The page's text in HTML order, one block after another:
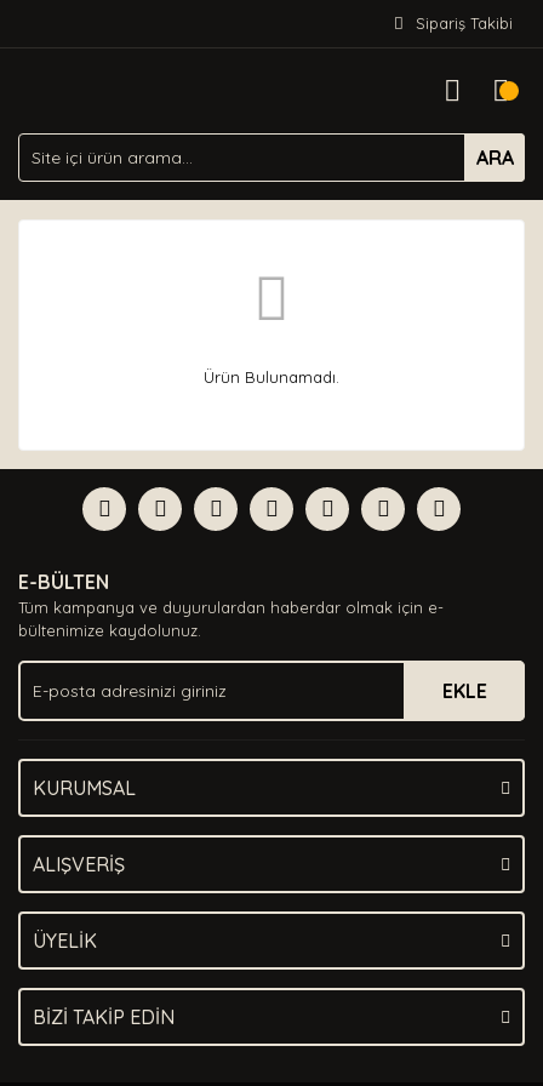
Sipariş Takibi
ARA
Ürün Bulunamadı.
E-BÜLTEN
Tüm kampanya ve duyurulardan haberdar olmak için e-
bültenimize kaydolunuz.
EKLE
KURUMSAL
ALIŞVERİŞ
ÜYELİK
BİZİ TAKİP EDİN